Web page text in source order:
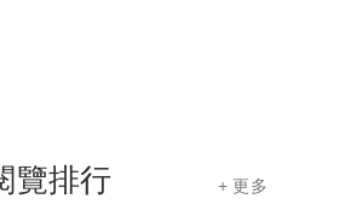
覽排行 + 更多